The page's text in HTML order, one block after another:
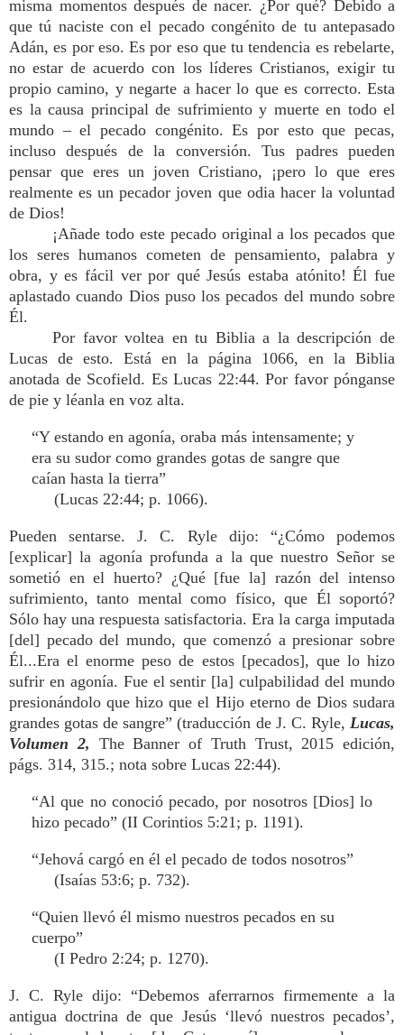
misma momentos después de nacer. ¿Por qué? Debido a
que tú naciste con el pecado congénito de tu antepasado
Adán, es por eso. Es por eso que tu tendencia es rebelarte,
no estar de acuerdo con los líderes Cristianos, exigir tu
propio camino, y negarte a hacer lo que es correcto. Esta
es la causa principal de sufrimiento y muerte en todo el
mundo – el pecado congénito. Es por esto que pecas,
incluso después de la conversión. Tus padres pueden
pensar que eres un joven Cristiano, ¡pero lo que eres
realmente es un pecador joven que odia hacer la voluntad
de Dios!
¡Añade todo este pecado original a los pecados que
los seres humanos cometen de pensamiento, palabra y
obra, y es fácil ver por qué Jesús estaba atónito! Él fue
aplastado cuando Dios puso los pecados del mundo sobre
Él.
Por favor voltea en tu Biblia a la descripción de
Lucas de esto. Está en la página 1066, en la Biblia
anotada de Scofield. Es Lucas 22:44. Por favor pónganse
de pie y léanla en voz alta.
“Y estando en agonía, oraba más intensamente; y
era su sudor como grandes gotas de sangre que
caían hasta la tierra”
(Lucas 22:44; p. 1066).
Pueden sentarse. J. C. Ryle dijo: “¿Cómo podemos
[explicar] la agonía profunda a la que nuestro Señor se
sometió en el huerto? ¿Qué [fue la] razón del intenso
sufrimiento, tanto mental como físico, que Él soportó?
Sólo hay una respuesta satisfactoria. Era la carga imputada
[del] pecado del mundo, que comenzó a presionar sobre
Él...Era el enorme peso de estos [pecados], que lo hizo
sufrir en agonía. Fue el sentir [la] culpabilidad del mundo
presionándolo que hizo que el Hijo eterno de Dios sudara
grandes gotas de sangre” (traducción de J. C. Ryle, Lucas,
Volumen 2, The Banner of Truth Trust, 2015 edición,
págs. 314, 315.; nota sobre Lucas 22:44).
“Al que no conoció pecado, por nosotros [Dios] lo
hizo pecado” (II Corintios 5:21; p. 1191).
“Jehová cargó en él el pecado de todos nosotros”
(Isaías 53:6; p. 732).
“Quien llevó él mismo nuestros pecados en su
cuerpo”
(I Pedro 2:24; p. 1270).
J. C. Ryle dijo: “Debemos aferrarnos firmemente a la
antigua doctrina de que Jesús ‘llevó nuestros pecados’,